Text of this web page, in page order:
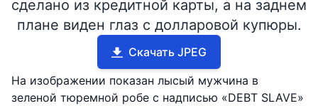
сделано из кредитной карты, а на заднем
плане виден глаз с долларовой купюры.
Скачать JPEG
На изображении показан лысый мужчина в
зеленой тюремной робе с надписью «DEBT SLAVE»